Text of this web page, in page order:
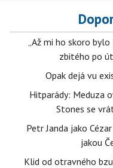
„Až mi ho skoro
zbitého po
Opak dejá vu
Hitparády: Meduza
Stones se
Petr Janda jako
jakou
Klid od otravného